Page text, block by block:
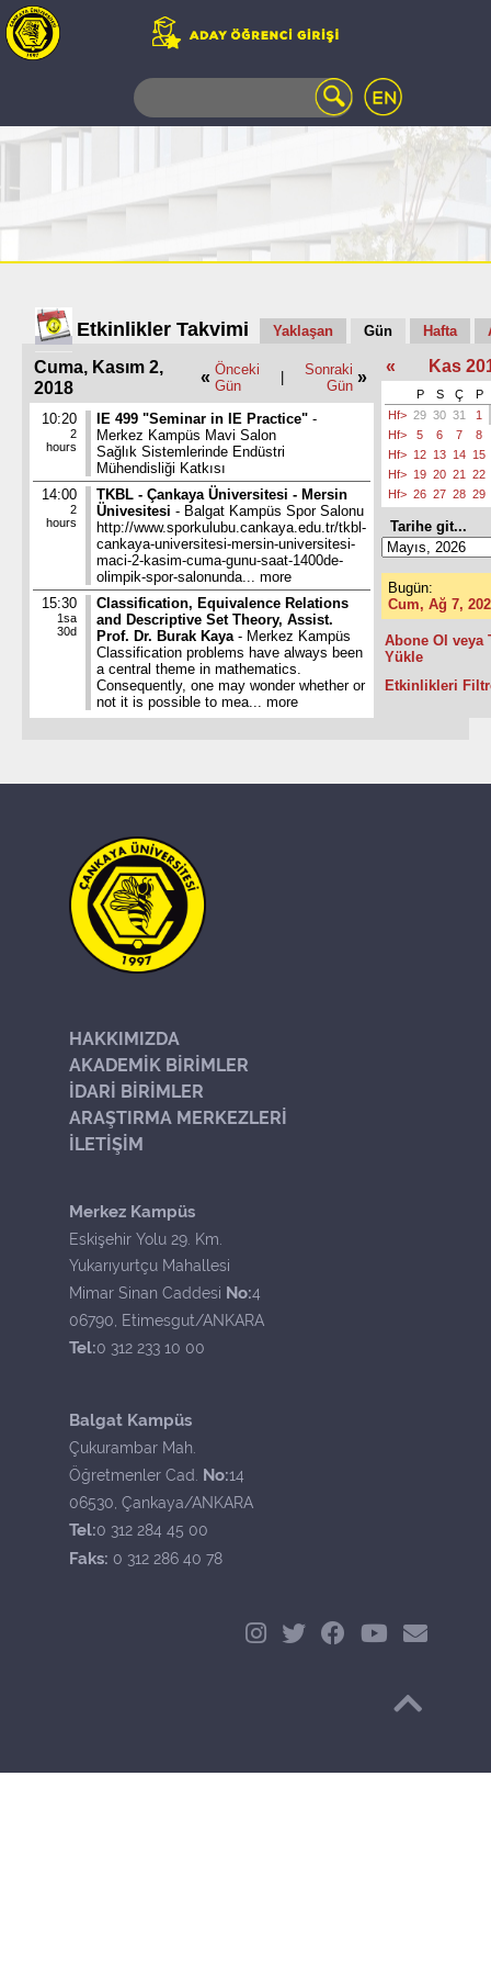
TELEFON
AÇILAN
UZAKTAN
EĞİTİM
KAMPÜSTE
YAŞAM
KÜTÜPHANE
PORTALI
Etkinlikler Takvimi Yaklaşan Gün Hafta
Cuma, Kasım 2,
2018
« Önceki
Gün
|
Sonraki
Gün »
10:20
2
hours
IE 499 "Seminar in IE Practice" -
Merkez Kampüs Mavi Salon
Sağlık Sistemlerinde Endüstri
Mühendisliği Katkısı
14:00
2
hours
TKBL - Çankaya Üniversitesi - Mersin
Ünivesitesi - Balgat Kampüs Spor Salonu
http://www.sporkulubu.cankaya.edu.tr/tkbl-
cankaya-universitesi-mersin-universitesi-
maci-2-kasim-cuma-gunu-saat-1400de-
olimpik-spor-salonunda... more
15:30
1sa
30d
Classification, Equivalence Relations
and Descriptive Set Theory, Assist.
Prof. Dr. Burak Kaya - Merkez Kampüs
Classification problems have always been
a central theme in mathematics.
Consequently, one may wonder whether or
not it is possible to mea... more
« Kas
P S Ç
P
Hf> 29 30 31
1
Hf>
5 6 7
8
Hf> 12 13 14 15
Hf> 19 20 21
22
Hf> 26 27 28 29
Tarihe git...
Bugün:
Cum, Ağ 7,
Abone Ol veya
Yükle
Etkinlikleri
HAKKIMIZDA
AKADEMİK BİRİMLER
İDARİ BİRİMLER
ARAŞTIRMA MERKEZLERİ
İLETİŞİM
Merkez Kampüs
Eskişehir Yolu 29. Km.
Yukarıyurtçu Mahallesi
Mimar Sinan Caddesi No:4
06790, Etimesgut/ANKARA
Tel:0 312 233 10 00
Balgat Kampüs
Çukurambar Mah.
Öğretmenler Cad. No:14
06530, Çankaya/ANKARA
Tel:0 312 284 45 00
Faks: 0 312 286 40 78